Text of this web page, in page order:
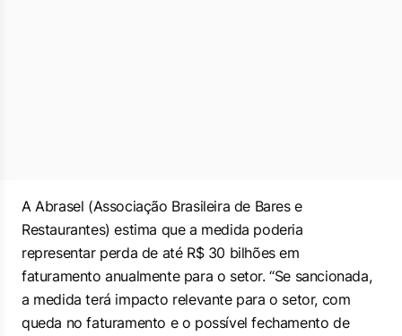
A Abrasel (Associação Brasileira de Bares e
Restaurantes) estima que a medida poderia
representar perda de até R$ 30 bilhões em
faturamento anualmente para o setor. “Se sancionada,
a medida terá impacto relevante para o setor, com
queda no faturamento e o possível fechamento de